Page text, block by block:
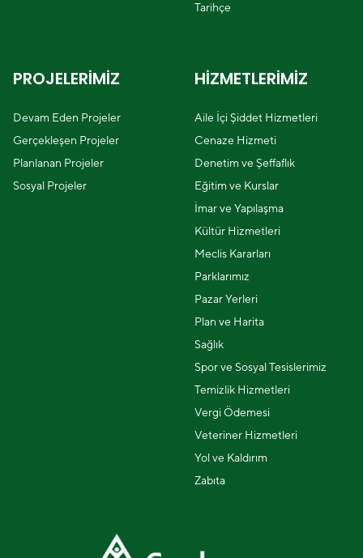
Tarihçe
PROJELERİMİZ
Devam Eden Projeler
Gerçekleşen Projeler
Planlanan Projeler
Sosyal Projeler
HİZMETLERİMİZ
Aile İçi Şiddet Hizmetleri
Cenaze Hizmeti
Denetim ve Şeffaflık
Eğitim ve Kurslar
İmar ve Yapılaşma
Kültür Hizmetleri
Meclis Kararları
Parklarımız
Pazar Yerleri
Plan ve Harita
Sağlık
Spor ve Sosyal Tesislerimiz
Temizlik Hizmetleri
Vergi Ödemesi
Veteriner Hizmetleri
Yol ve Kaldırım
Zabıta